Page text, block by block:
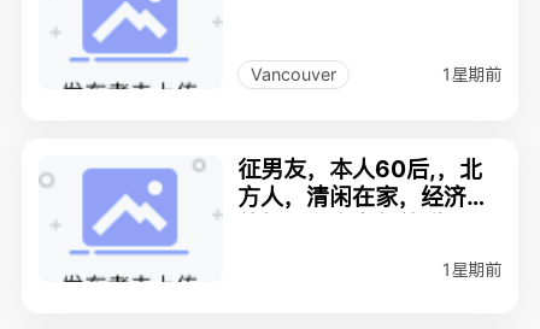
Vancouver 1星期前
征男友，本人60后,，北
方人，清闲在家，经济条
1星期前